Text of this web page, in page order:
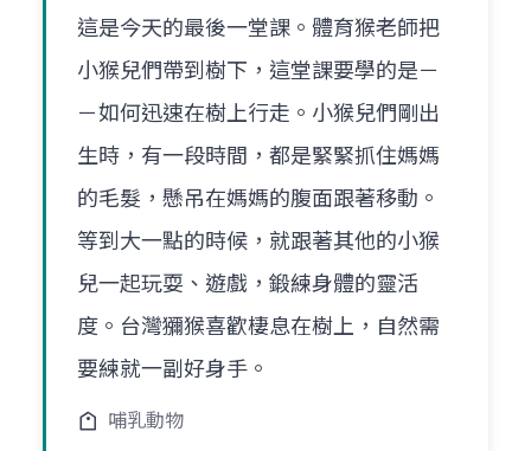
這是今天的最後一堂課。體育猴老師把
小猴兒們帶到樹下，這堂課要學的是－
－如何迅速在樹上行走。小猴兒們剛出
生時，有一段時間，都是緊緊抓住媽媽
的毛髮，懸吊在媽媽的腹面跟著移動。
等到大一點的時候，就跟著其他的小猴
兒一起玩耍、遊戲，鍛練身體的靈活
度。台灣獼猴喜歡棲息在樹上，自然需
要練就一副好身手。
哺乳動物